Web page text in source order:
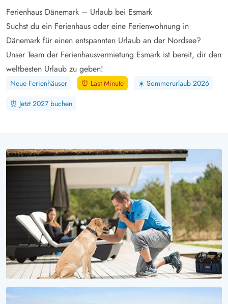
Ferienhaus Dänemark – Urlaub bei Esmark
Suchst du ein Ferienhaus oder eine Ferienwohnung in
Dänemark für einen entspannten Urlaub an der Nordsee?
Unser Team der Ferienhausvermietung Esmark ist bereit, dir den
weltbesten Urlaub zu geben!
Neue Ferienhäuser ⏰ Last Minute ☀️ Sommerurlaub 2026
⏰ Jetzt 2027 buchen